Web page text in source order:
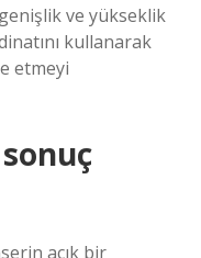
ve yükseklik
kullanarak
etmeyi
açık bir